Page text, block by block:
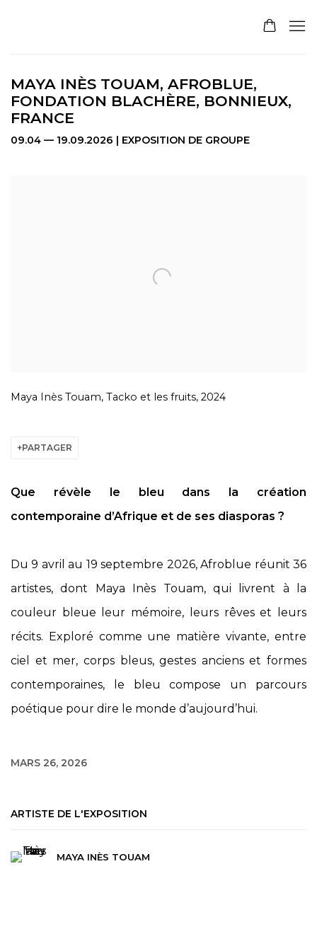
MAYA INÈS TOUAM, AFROBLUE,
FONDATION BLACHÈRE, BONNIEUX,
FRANCE
09.04 — 19.09.2026 | EXPOSITION DE GROUPE
Maya Inès Touam, Tacko et les fruits, 2024
PARTAGER
Que révèle le bleu dans la création
contemporaine d’Afrique et de ses diasporas ?
Du 9 avril au 19 septembre 2026, Afroblue réunit 36
artistes, dont Maya Inès Touam, qui livrent à la
couleur bleue leur mémoire, leurs rêves et leurs
récits. Exploré comme une matière vivante, entre
ciel et mer, corps bleus, gestes anciens et formes
contemporaines, le bleu compose un parcours
poétique pour dire le monde d’aujourd’hui.
MARS 26, 2026
ARTISTE DE L'EXPOSITION
MAYA INÈS TOUAM